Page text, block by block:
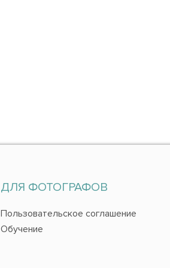
ДЛЯ ФОТОГРАФОВ
Пользовательское соглашение
Обучение